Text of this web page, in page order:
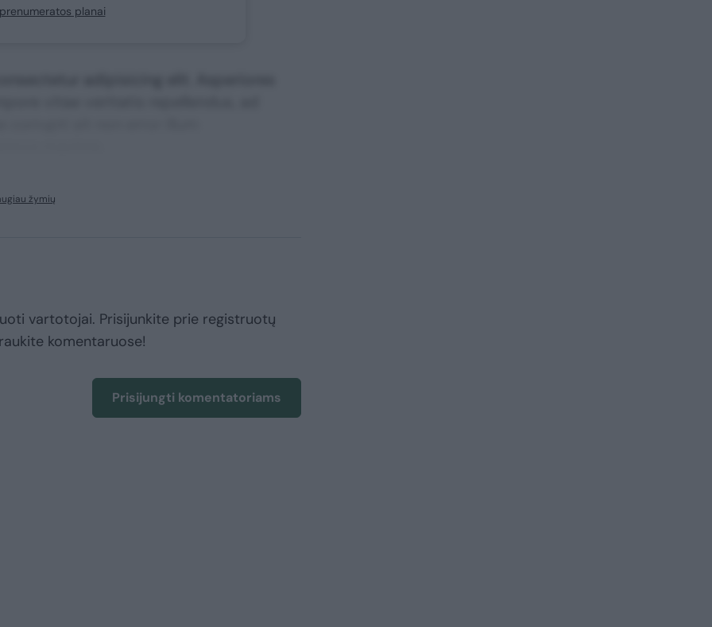
planai
žymių
vartotojai. Prisijunkite prie registruotų
komentaruose!
Prisijungti komentatoriams